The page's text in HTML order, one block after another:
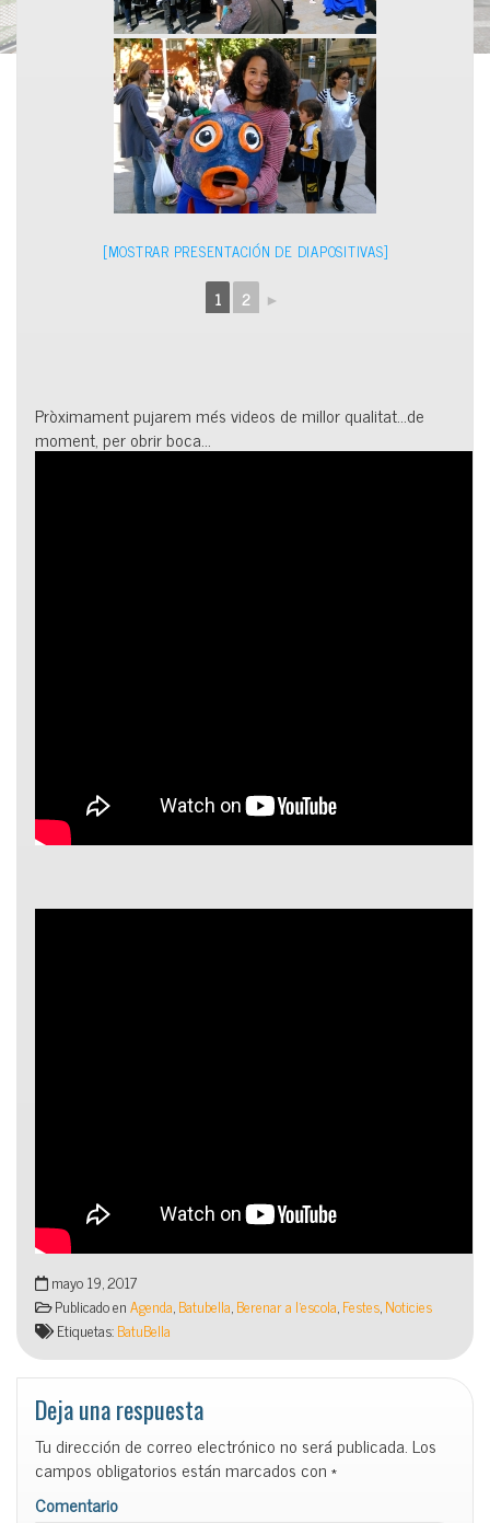
[MOSTRAR PRESENTACIÓN DE DIAPOSITIVAS]
1 2 ►
Pròximament pujarem més videos de millor qualitat…de
moment, per obrir boca…
mayo 19, 2017
Publicado enAgenda,Batubella,Berenar a l'escola,Festes,Noticies
Etiquetas:BatuBella
Deja una respuesta
Tu dirección de correo electrónico no será publicada. Los
campos obligatorios están marcados con*
Comentario